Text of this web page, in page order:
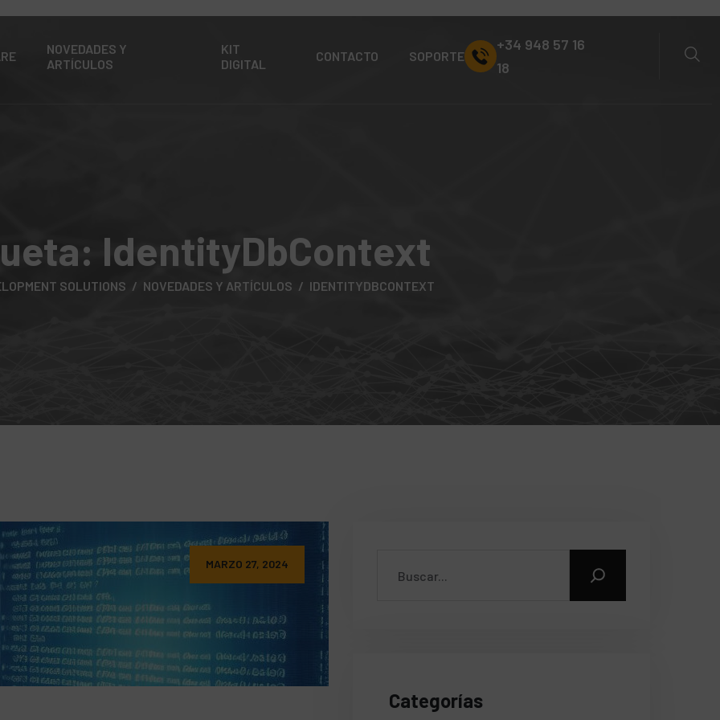
NOVEDADES Y
ARTÍCULOS
KIT
DIGITAL
CONTACTO SOPORTE
+34 948 57 16
18
IdentityDbContext
SOLUTIONS NOVEDADES Y ARTÍCULOS IDENTITYDBCONTEXT
MARZO 27, 2024
Categorías